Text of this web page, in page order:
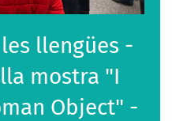
llengües -
mostra "I
Object" -